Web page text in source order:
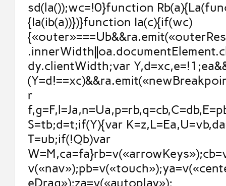
sd(la());wc=!0}function
{Ia(ib(a))})}function Ia(c){if(wc)
dy.clientWidth;var
r
S=tb;d=t;if(Y){var
T=ub;if(!Qb)var
eDrag»);za=v(«autoplay»);